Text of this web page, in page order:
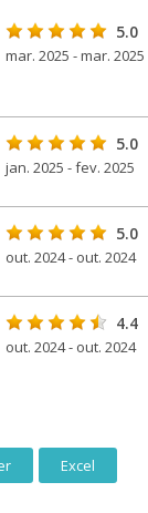
5.0
mar. 2025 - mar. 2025
5.0
jan. 2025 - fev. 2025
5.0
out. 2024 - out. 2024
4.4
out. 2024 - out. 2024
Excel